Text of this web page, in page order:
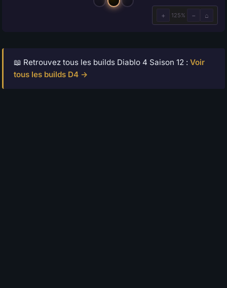
📖 Retrouvez tous les builds Diablo 4 Saison 12 : Voir
tous les builds D4 →